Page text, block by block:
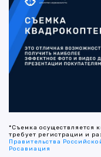
*Съемка осуществляется
требует регистрации и
Правительства
Росавиация